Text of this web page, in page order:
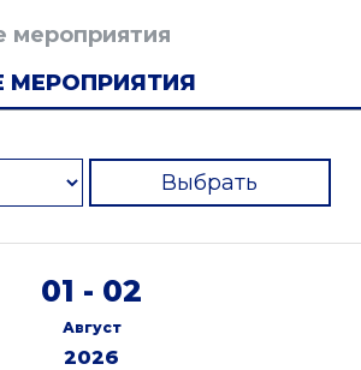
мероприятия
Выбрать
01 - 02
Август
2026